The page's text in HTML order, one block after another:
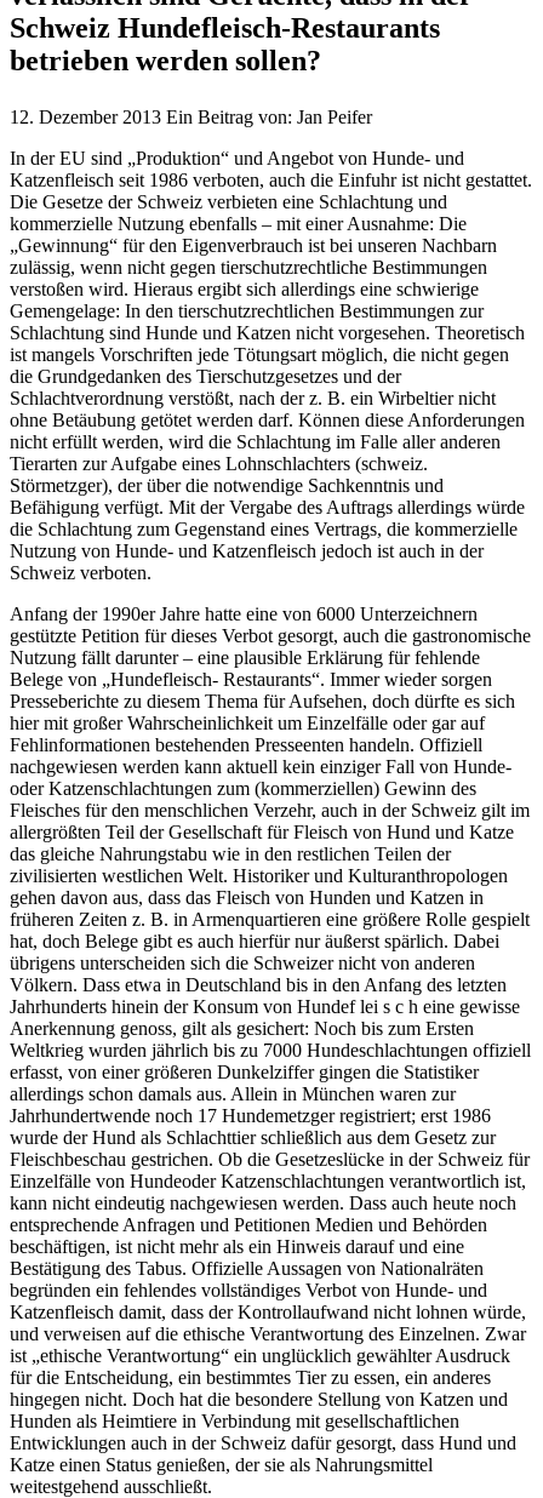
Schweiz Hundefleisch-Restaurants
betrieben werden sollen?
12. Dezember 2013 Ein Beitrag von: Jan Peifer
In der EU sind „Produktion“ und Angebot von Hunde- und
Katzenfleisch seit 1986 verboten, auch die Einfuhr ist nicht gestattet.
Die Gesetze der Schweiz verbieten eine Schlachtung und
kommerzielle Nutzung ebenfalls – mit einer Ausnahme: Die
„Gewinnung“ für den Eigenverbrauch ist bei unseren Nachbarn
zulässig, wenn nicht gegen tierschutzrechtliche Bestimmungen
verstoßen wird. Hieraus ergibt sich allerdings eine schwierige
Gemengelage: In den tierschutzrechtlichen Bestimmungen zur
Schlachtung sind Hunde und Katzen nicht vorgesehen. Theoretisch
ist mangels Vorschriften jede Tötungsart möglich, die nicht gegen
die Grundgedanken des Tierschutzgesetzes und der
Schlachtverordnung verstößt, nach der z. B. ein Wirbeltier nicht
ohne Betäubung getötet werden darf. Können diese Anforderungen
nicht erfüllt werden, wird die Schlachtung im Falle aller anderen
Tierarten zur Aufgabe eines Lohnschlachters (schweiz.
Störmetzger), der über die notwendige Sachkenntnis und
Befähigung verfügt. Mit der Vergabe des Auftrags allerdings würde
die Schlachtung zum Gegenstand eines Vertrags, die kommerzielle
Nutzung von Hunde- und Katzenfleisch jedoch ist auch in der
Schweiz verboten.
Anfang der 1990er Jahre hatte eine von 6000 Unterzeichnern
gestützte Petition für dieses Verbot gesorgt, auch die gastronomische
Nutzung fällt darunter – eine plausible Erklärung für fehlende
Belege von „Hundefleisch- Restaurants“. Immer wieder sorgen
Presseberichte zu diesem Thema für Aufsehen, doch dürfte es sich
hier mit großer Wahrscheinlichkeit um Einzelfälle oder gar auf
Fehlinformationen bestehenden Presseenten handeln. Offiziell
nachgewiesen werden kann aktuell kein einziger Fall von Hunde-
oder Katzenschlachtungen zum (kommerziellen) Gewinn des
Fleisches für den menschlichen Verzehr, auch in der Schweiz gilt im
allergrößten Teil der Gesellschaft für Fleisch von Hund und Katze
das gleiche Nahrungstabu wie in den restlichen Teilen der
zivilisierten westlichen Welt. Historiker und Kulturanthropologen
gehen davon aus, dass das Fleisch von Hunden und Katzen in
früheren Zeiten z. B. in Armenquartieren eine größere Rolle gespielt
hat, doch Belege gibt es auch hierfür nur äußerst spärlich. Dabei
übrigens unterscheiden sich die Schweizer nicht von anderen
Völkern. Dass etwa in Deutschland bis in den Anfang des letzten
Jahrhunderts hinein der Konsum von Hundef lei s c h eine gewisse
Anerkennung genoss, gilt als gesichert: Noch bis zum Ersten
Weltkrieg wurden jährlich bis zu 7000 Hundeschlachtungen offiziell
erfasst, von einer größeren Dunkelziffer gingen die Statistiker
allerdings schon damals aus. Allein in München waren zur
Jahrhundertwende noch 17 Hundemetzger registriert; erst 1986
wurde der Hund als Schlachttier schließlich aus dem Gesetz zur
Fleischbeschau gestrichen. Ob die Gesetzeslücke in der Schweiz für
Einzelfälle von Hundeoder Katzenschlachtungen verantwortlich ist,
kann nicht eindeutig nachgewiesen werden. Dass auch heute noch
entsprechende Anfragen und Petitionen Medien und Behörden
beschäftigen, ist nicht mehr als ein Hinweis darauf und eine
Bestätigung des Tabus. Offizielle Aussagen von Nationalräten
begründen ein fehlendes vollständiges Verbot von Hunde- und
Katzenfleisch damit, dass der Kontrollaufwand nicht lohnen würde,
und verweisen auf die ethische Verantwortung des Einzelnen. Zwar
ist „ethische Verantwortung“ ein unglücklich gewählter Ausdruck
für die Entscheidung, ein bestimmtes Tier zu essen, ein anderes
hingegen nicht. Doch hat die besondere Stellung von Katzen und
Hunden als Heimtiere in Verbindung mit gesellschaftlichen
Entwicklungen auch in der Schweiz dafür gesorgt, dass Hund und
Katze einen Status genießen, der sie als Nahrungsmittel
weitestgehend ausschließt.